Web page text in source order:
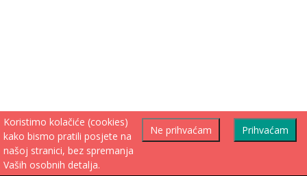
Prihvaćam
Ne prihvaćam
Koristimo kolačiće (cookies)
kako bismo pratili posjete na
našoj stranici, bez spremanja
Vaših osobnih detalja.